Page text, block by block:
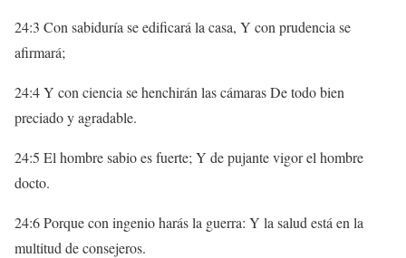
24:3 Con sabiduría se edificará la casa, Y con prudencia se
afirmará;
24:4 Y con ciencia se henchirán las cámaras De todo bien
preciado y agradable.
24:5 El hombre sabio es fuerte; Y de pujante vigor el hombre
docto.
24:6 Porque con ingenio harás la guerra: Y la salud está en la
multitud de consejeros.